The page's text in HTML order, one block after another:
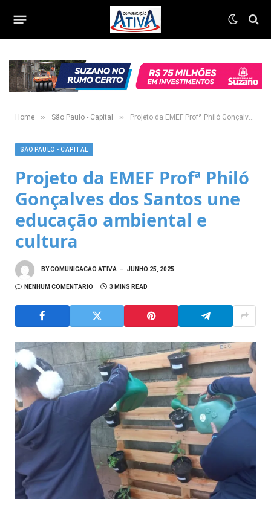
Home » São Paulo - Capital » Projeto da EMEF Profª Philó Gonçalves dos Santos une educação ambiental e cultura
SÃO PAULO - CAPITAL
Projeto da EMEF Profª Philó
Gonçalves dos Santos une
educação ambiental e
cultura
BYCOMUNICACAO ATIVA JUNHO 25, 2025
NENHUM COMENTÁRIO 3 MINS READ